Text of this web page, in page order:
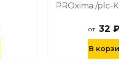
PROxima /plc-
от 32
В